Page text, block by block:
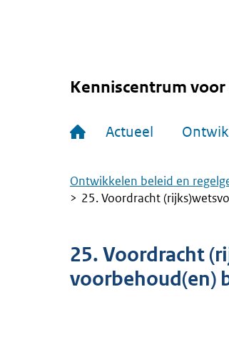
Kenniscentrum
Actueel
Kruimelpad
Ontwikkelen beleid en
25. Voordracht
25. Voordracht
voorbehoud(en)